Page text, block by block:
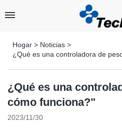
Hogar > Noticias >
¿Qué es una controladora de
¿Qué es una
cómo funciona?"
2023/11/30